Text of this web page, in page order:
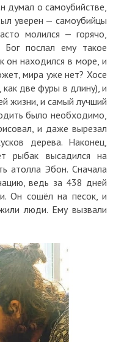
думал о самоубийстве,
уверен — самоубийцы
молился — горячо,
послал ему такое
он находился в море, и
мира уже нет? Хосе
две фуры в длину), и
жизни, и самый лучший
было необходимо,
и даже вырезал
дерева. Наконец,
рыбак высадился на
атолла Эбон. Сначала
ведь за 438 дней
Он сошёл на песок, и
люди. Ему вызвали